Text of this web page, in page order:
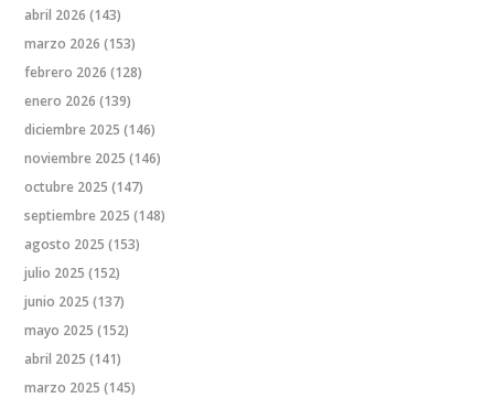
abril 2026 (143)
marzo 2026 (153)
febrero 2026 (128)
enero 2026 (139)
diciembre 2025 (146)
noviembre 2025 (146)
octubre 2025 (147)
septiembre 2025 (148)
agosto 2025 (153)
julio 2025 (152)
junio 2025 (137)
mayo 2025 (152)
abril 2025 (141)
marzo 2025 (145)